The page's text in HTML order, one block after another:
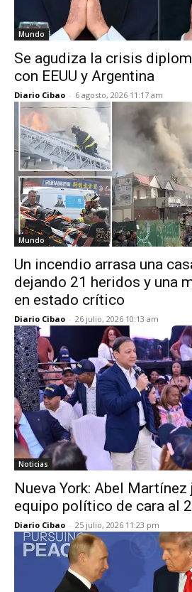
Mundo
Se agudiza la crisis
con EEUU y Argentina
Diario Cibao - 6 agosto, 2026 11:17 am
Mundo
Un incendio arrasa una
dejando 21 heridos y una
en estado crítico
Diario Cibao - 26 julio, 2026 10:13 am
Noticias
Nueva York: Abel Martínez
equipo político de cara al
Diario Cibao - 25 julio, 2026 11:23 pm